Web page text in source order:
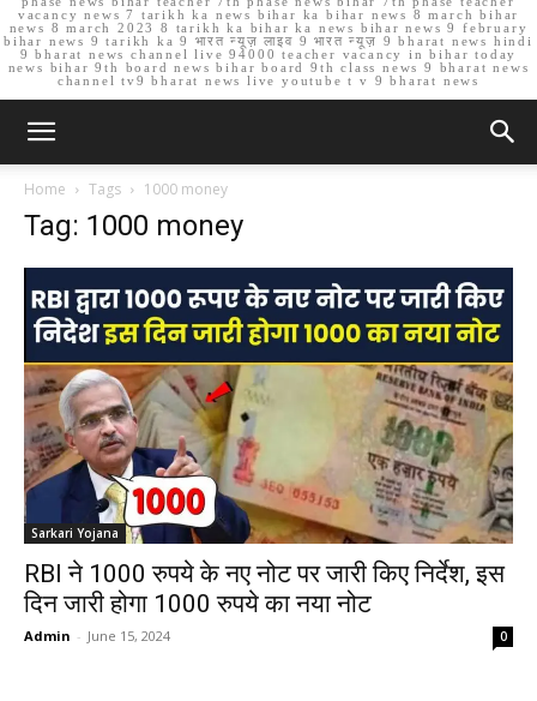
vacancy news 7 tarikh ka news bihar ka bihar news 8 march bihar
news 8 march 2023 8 tarikh ka bihar ka news bihar news 9 february
bihar news 9 tarikh ka 9 भारत न्यूज़ लाइव 9 भारत न्यूज़ 9 bharat news hindi
9 bharat news channel live 94000 teacher vacancy in bihar today
news bihar 9th board news bihar board 9th class news 9 bharat news
channel tv9 bharat news live youtube t v 9 bharat news
Home Tags 1000 money
Tag: 1000 money
Sarkari Yojana
RBI ने 1000 रुपये के नए नोट पर जारी किए निर्देश, इस
दिन जारी होगा 1000 रुपये का नया नोट
Admin - June 15, 2024 0